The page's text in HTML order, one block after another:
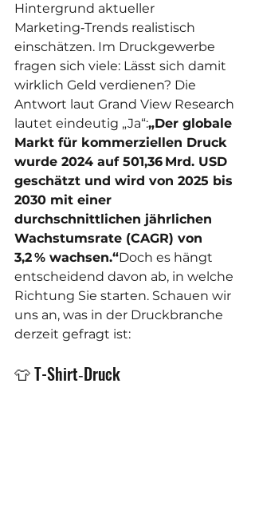
Hintergrund aktueller
Marketing‑Trends realistisch
einschätzen. Im Druckgewerbe
fragen sich viele: Lässt sich damit
wirklich Geld verdienen? Die
Antwort laut Grand View Research
lautet eindeutig „Ja“:„Der globale
Markt für kommerziellen Druck
wurde 2024 auf 501,36 Mrd. USD
geschätzt und wird von 2025 bis
2030 mit einer
durchschnittlichen jährlichen
Wachstumsrate (CAGR) von
3,2 % wachsen.“Doch es hängt
entscheidend davon ab, in welche
Richtung Sie starten. Schauen wir
uns an, was in der Druckbranche
derzeit gefragt ist:
👕 T-Shirt‑Druck